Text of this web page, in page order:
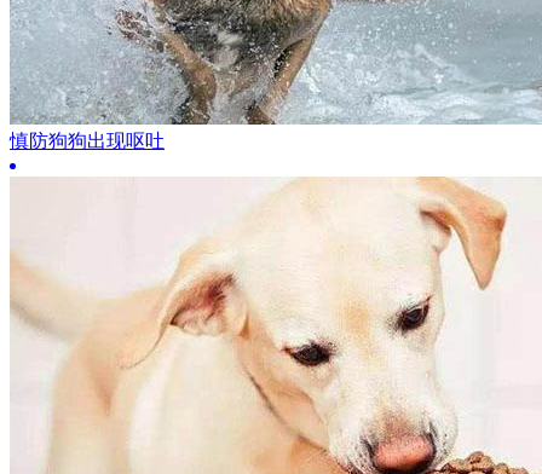
慎防狗狗出现呕吐